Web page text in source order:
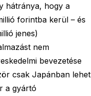
hátránya, hogy a
forintba kerül – és
jenes)
nem
bevezetése
csak Japánban lehet
a gyártó